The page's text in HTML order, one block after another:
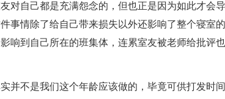
对自己都是充满怨念的，但也正是因为如此才会
事情除了给自己带来损失以外还影响了整个寝室
响到自己所在的班集体，连累室友被老师给批评
并不是我们这个年龄应该做的，毕竟可供打发时